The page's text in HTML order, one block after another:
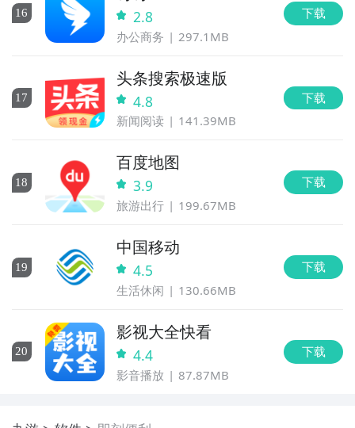
16 2.8
办公商务 297.1MB
下载
17
头条搜索极速版
4.8
新闻阅读 141.39MB
下载
18
百度地图
3.9
旅游出行 199.67MB
下载
19
中国移动
4.5
生活休闲 130.66MB
下载
20
影视大全快看
4.4
影音播放 87.87MB
下载